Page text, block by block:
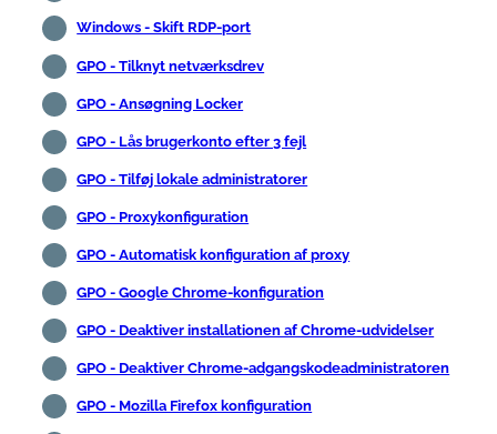
Windows - Skift RDP-port
GPO - Tilknyt netværksdrev
GPO - Ansøgning Locker
GPO - Lås brugerkonto efter 3 fejl
GPO - Tilføj lokale administratorer
GPO - Proxykonfiguration
GPO - Automatisk konfiguration af proxy
GPO - Google Chrome-konfiguration
GPO - Deaktiver installationen af Chrome-udvidelser
GPO - Deaktiver Chrome-adgangskodeadministratoren
GPO - Mozilla Firefox konfiguration